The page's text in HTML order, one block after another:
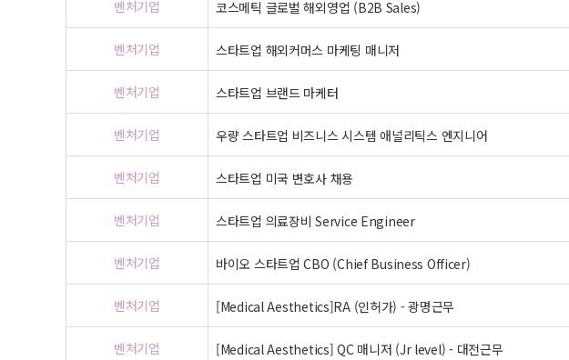
벤처기업 코스메틱 글로벌 해외영업 (B2B Sales)
벤처기업 스타트업 해외커머스 마케팅 매니저
벤처기업 스타트업 브랜드 마케터
벤처기업 우량 스타트업 비즈니스 시스템 애널리틱스 엔지니어
벤처기업 스타트업 미국 변호사 채용
벤처기업 스타트업 의료장비 Service Engineer
벤처기업 바이오 스타트업 CBO (Chief Business Officer)
벤처기업 [Medical Aesthetics]RA (인허가) - 광명근무
벤처기업 [Medical Aesthetics] QC 매니저 (Jr level) - 대전근무